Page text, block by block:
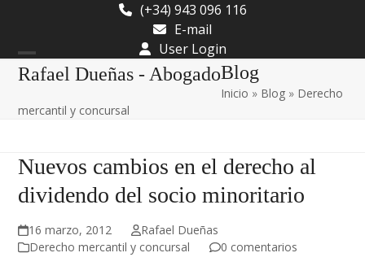
content
(+34) 943 096 116
E-mail
User Login
Rafael Dueñas - Abogado
Open
Close
Blog
Inicio » Blog » Derecho
mercantil y concursal
Nuevos cambios en el derecho al
dividendo del socio minoritario
16 marzo, 2012
Rafael Dueñas
Derecho mercantil y concursal
0 comentarios